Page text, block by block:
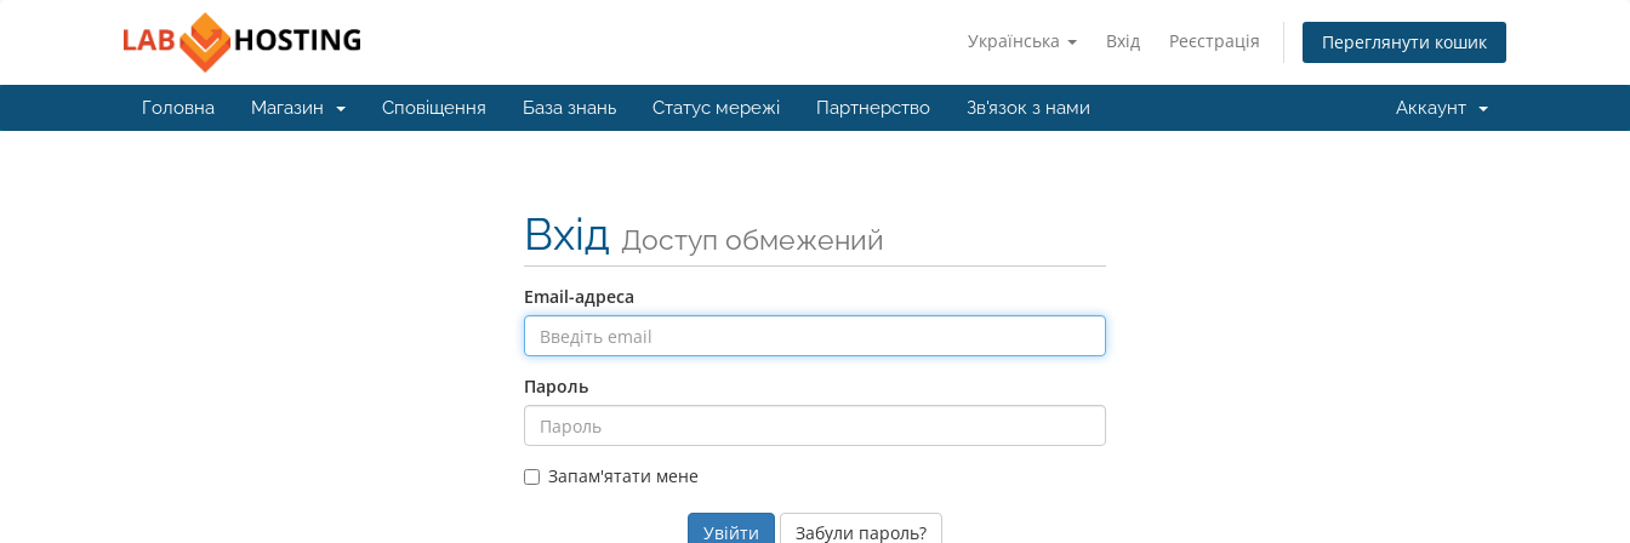
Українська Вхід Реєстрація Переглянути кошик
Головна Магазин Сповіщення База знань Статус мережі Партнерство Зв'язок з нами Аккаунт
Вхід Доступ обмежений
Email-адреса
Пароль
Запам'ятати мене
Забули пароль?